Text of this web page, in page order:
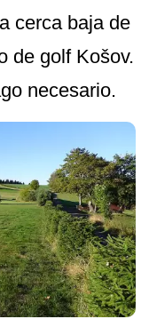
cerca baja de
de golf Košov.
necesario.